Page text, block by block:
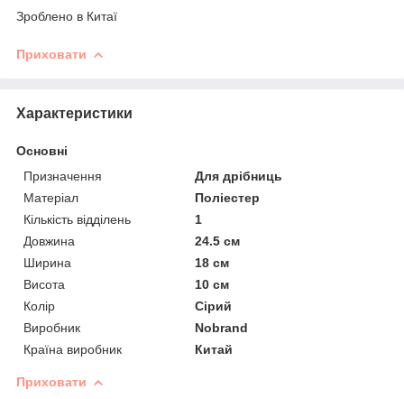
Зроблено в Китаї
Приховати
Характеристики
Основні
Призначення
Для дрібниць
Матеріал
Поліестер
Кількість відділень
1
Довжина
24.5 см
Ширина
18 см
Висота
10 см
Колір
Сірий
Виробник
Nobrand
Країна виробник
Китай
Приховати